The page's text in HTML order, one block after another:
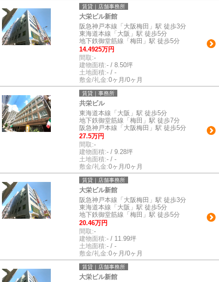
賃貸｜店舗事務所
大栄ビル新館
阪急神戸本線「大阪梅田」駅 徒歩3分
東海道本線「大阪」駅 徒歩5分
地下鉄御堂筋線「梅田」駅 徒歩5分
14.4925万円
間取:-
建物面積:- / 8.50坪
土地面積:- / -
敷金/礼金:0ヶ月/0ヶ月
賃貸｜事務所
共栄ビル
東海道本線「大阪」駅 徒歩5分
地下鉄御堂筋線「梅田」駅 徒歩7分
阪急神戸本線「大阪梅田」駅 徒歩5分
27.5万円
間取:-
建物面積:- / 9.28坪
土地面積:- / -
敷金/礼金:0ヶ月/0ヶ月
賃貸｜店舗事務所
大栄ビル新館
阪急神戸本線「大阪梅田」駅 徒歩3分
東海道本線「大阪」駅 徒歩5分
地下鉄御堂筋線「梅田」駅 徒歩5分
20.46万円
間取:-
建物面積:- / 11.99坪
土地面積:- / -
敷金/礼金:0ヶ月/0ヶ月
賃貸｜店舗事務所
大栄ビル新館